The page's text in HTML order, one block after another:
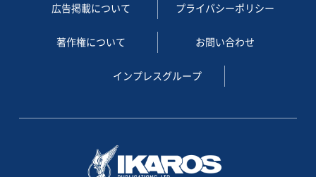
広告掲載について プライバシーポリシー
著作権について お問い合わせ
インプレスグループ